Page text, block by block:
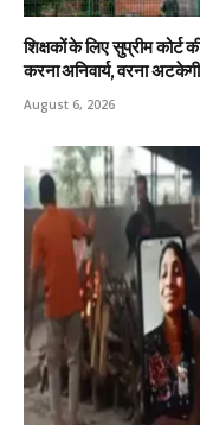
शिक्षकों के लिए सुप्रीम
करना अनिवार्य, वरना
August 6, 2026